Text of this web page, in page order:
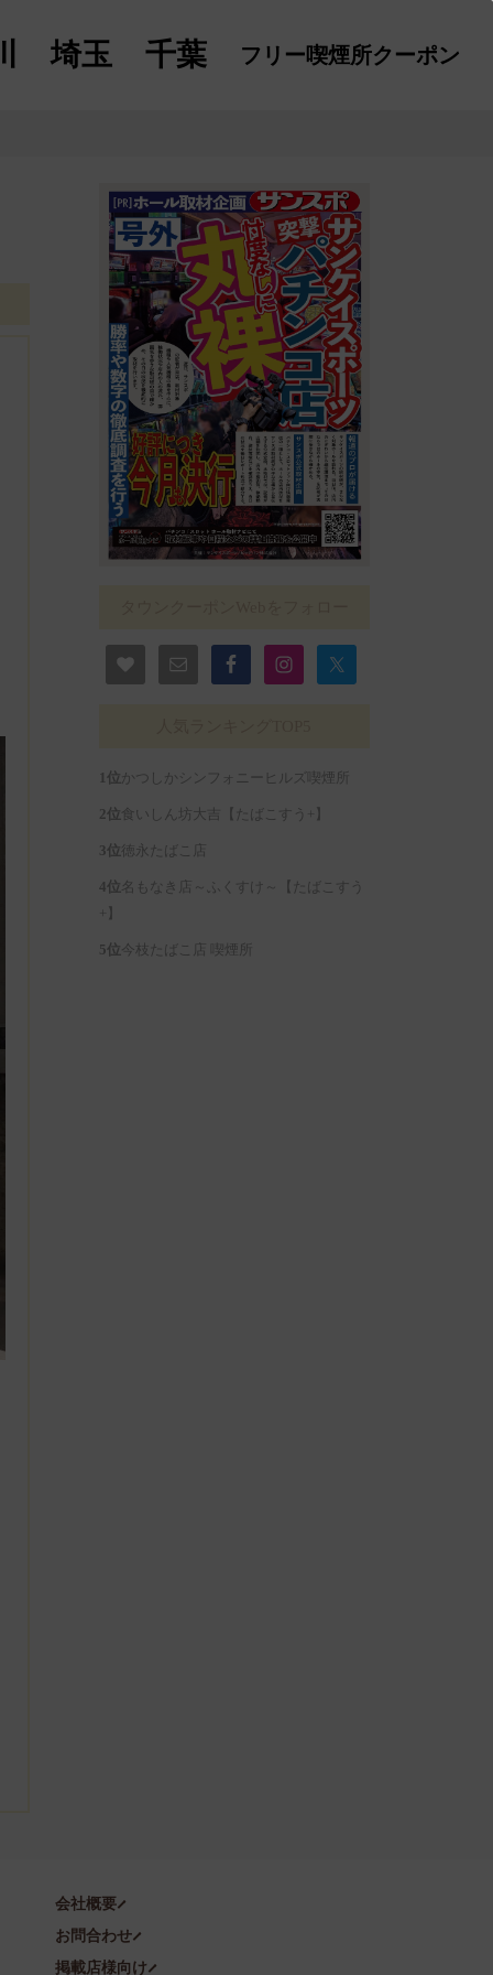
埼玉 千葉 フリー喫煙所クーポン
かつしかシンフォニーヒルズ喫煙所
食いしん坊大吉【たばこすう+】
徳永たばこ店
名もなき店～ふくすけ～【たばこすう
+】
今枝たばこ店 喫煙所
会社概要
お問合わせ
掲載店様向け